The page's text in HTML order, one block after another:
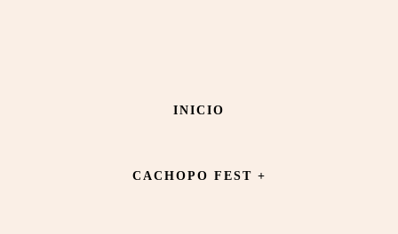
INICIO
CACHOPO FEST +
Panadería Felipe Serrano